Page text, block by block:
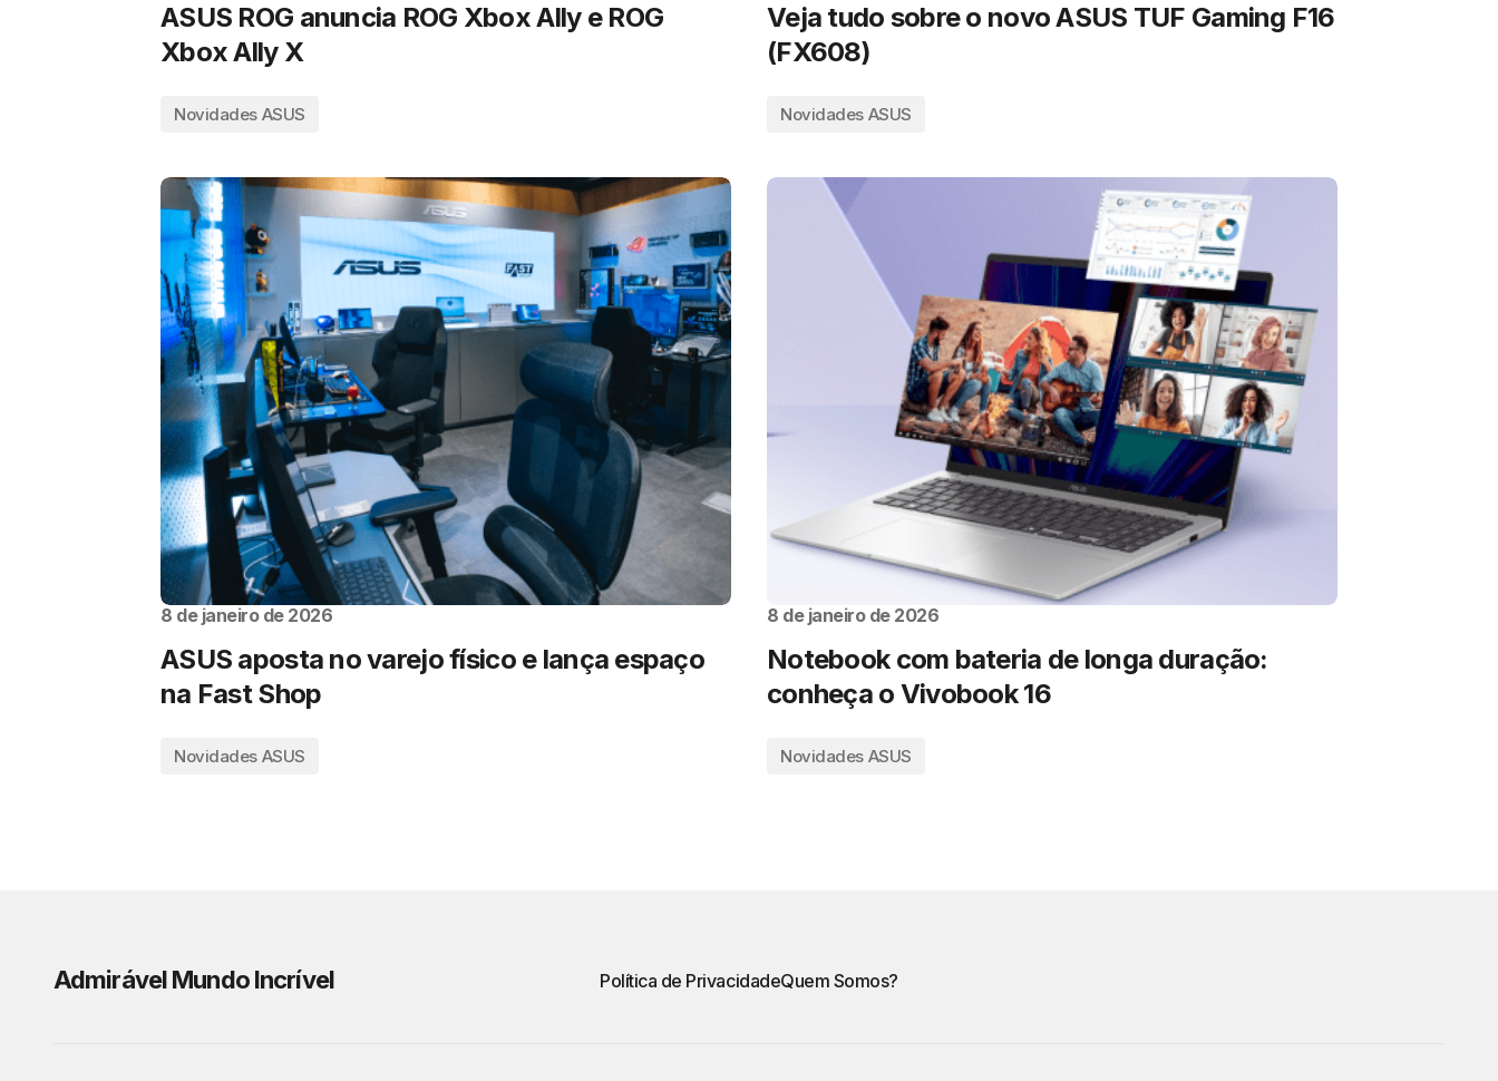
ASUS ROG anuncia ROG Xbox Ally e ROG
Xbox Ally X
Novidades ASUS
Veja tudo sobre o novo ASUS TUF Gaming F16
(FX608)
Novidades ASUS
8 de janeiro de 2026
ASUS aposta no varejo físico e lança espaço
na Fast Shop
Novidades ASUS
8 de janeiro de 2026
Notebook com bateria de longa duração:
conheça o Vivobook 16
Novidades ASUS
Admirável Mundo Incrível Política de PrivacidadeQuem Somos?